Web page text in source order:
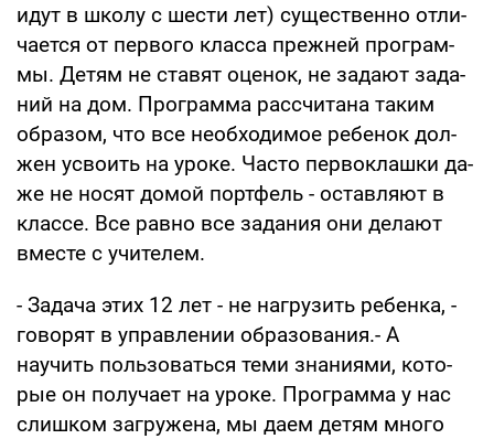
идут в школу с шести лет) существенно отли­
чается от первого класса прежней програм­
мы. Детям не ставят оценок, не задают зада­
ний на дом. Программа рассчитана таким
образом, что все необходимое ребенок дол­
жен усвоить на уроке. Часто первоклашки да­
же не носят домой портфель - оставляют в
классе. Все равно все задания они делают
вместе с учителем.
- Задача этих 12 лет - не нагрузить ребен­ка, -
говорят в управлении образования.- А
научить пользоваться теми знаниями, кото­
рые он получает на уроке. Программа у нас
слишком загружена, мы даем детям много